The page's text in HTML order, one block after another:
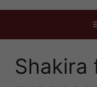
Shakira